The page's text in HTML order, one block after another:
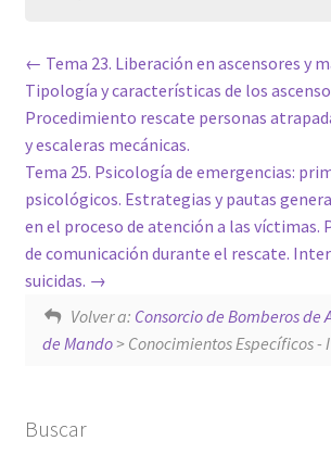
Tema 23. Liberación en ascensores y
Tipología y características de los
Procedimiento rescate personas
y escaleras mecánicas.
Tema 25. Psicología de emergencias:
psicológicos. Estrategias y pautas
en el proceso de atención a las víctimas.
de comunicación durante el rescate.
suicidas.
Volver a: Consorcio de Bomberos de
de Mando> Conocimientos Específicos -
Buscar